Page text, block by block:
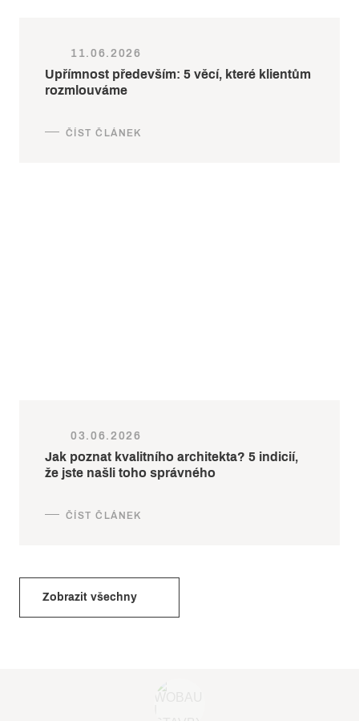
11.06.2026
Upřímnost především: 5 věcí, které klientům
rozmlouváme
03.06.2026
Jak poznat kvalitního architekta? 5 indicií,
že jste našli toho správného
Zobrazit všechny